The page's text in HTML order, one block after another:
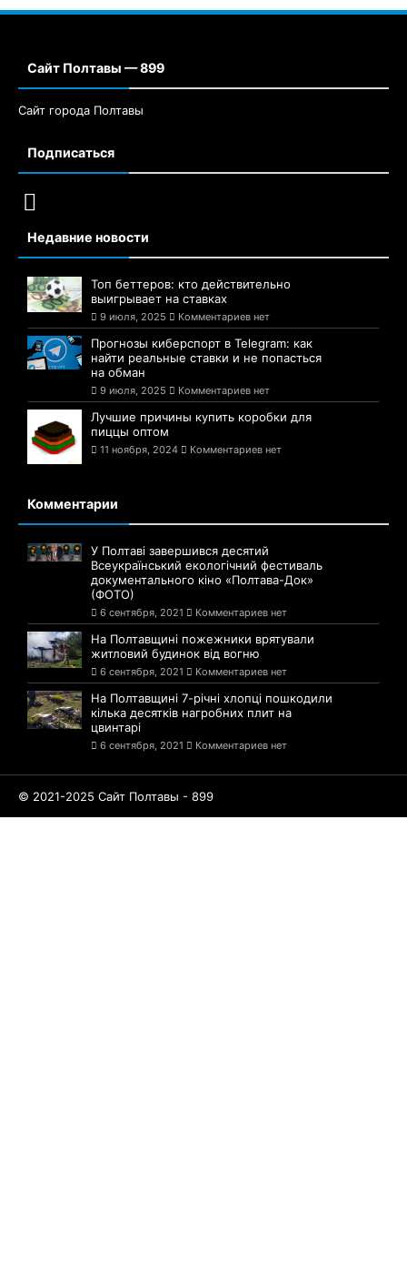
Сайт Полтавы — 899
Сайт города Полтавы
Подписаться
Недавние новости
Топ беттеров: кто действительно
выигрывает на ставках
9 июля, 2025 Комментариев нет
Прогнозы киберспорт в Telegram: как
найти реальные ставки и не попасться
на обман
9 июля, 2025 Комментариев нет
Лучшие причины купить коробки для
пиццы оптом
11 ноября, 2024 Комментариев нет
Комментарии
У Полтаві завершився десятий
Всеукраїнський екологічний фестиваль
документального кіно «Полтава-Док»
(ФОТО)
6 сентября, 2021 Комментариев нет
На Полтавщині пожежники врятували
житловий будинок від вогню
6 сентября, 2021 Комментариев нет
На Полтавщині 7-річні хлопці пошкодили
кілька десятків нагробних плит на
цвинтарі
6 сентября, 2021 Комментариев нет
© 2021-2025 Сайт Полтавы - 899